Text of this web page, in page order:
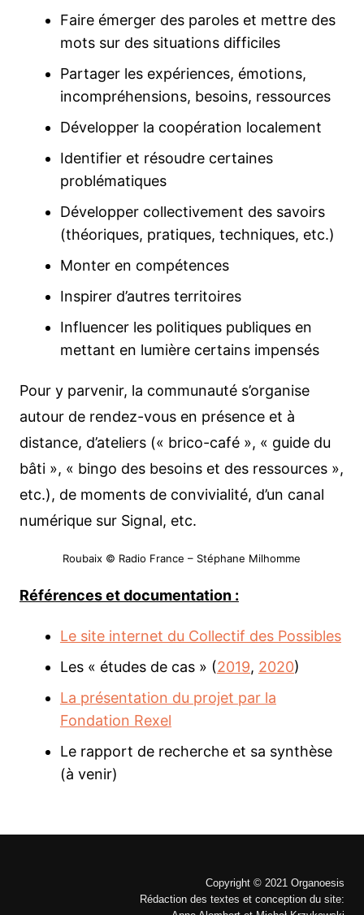
Faire émerger des paroles et mettre des
mots sur des situations difficiles
Partager les expériences, émotions,
incompréhensions, besoins, ressources
Développer la coopération localement
Identifier et résoudre certaines
problématiques
Développer collectivement des savoirs
(théoriques, pratiques, techniques, etc.)
Monter en compétences
Inspirer d’autres territoires
Influencer les politiques publiques en
mettant en lumière certains impensés
Pour y parvenir, la communauté s’organise
autour de rendez-vous en présence et à
distance, d’ateliers (« brico-café », « guide du
bâti », « bingo des besoins et des ressources »,
etc.), de moments de convivialité, d’un canal
numérique sur Signal, etc.
Roubaix © Radio France – Stéphane Milhomme
Références et documentation :
Le site internet du Collectif des Possibles
Les « études de cas » (2019, 2020)
La présentation du projet par la
Fondation Rexel
Le rapport de recherche et sa synthèse
(à venir)
Copyright © 2021 Organoesis
Rédaction des textes et conception du site: